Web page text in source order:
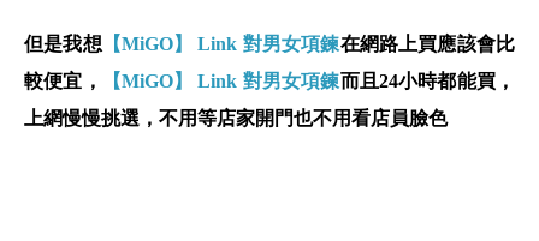
但是我想 【MiGO】 Link 對男女項鍊在網路上買應該會比
較便宜，
【MiGO】 Link 對男女項鍊而且24小時都能買，
上網慢慢挑選，不用等店家開門也不用看店員臉色